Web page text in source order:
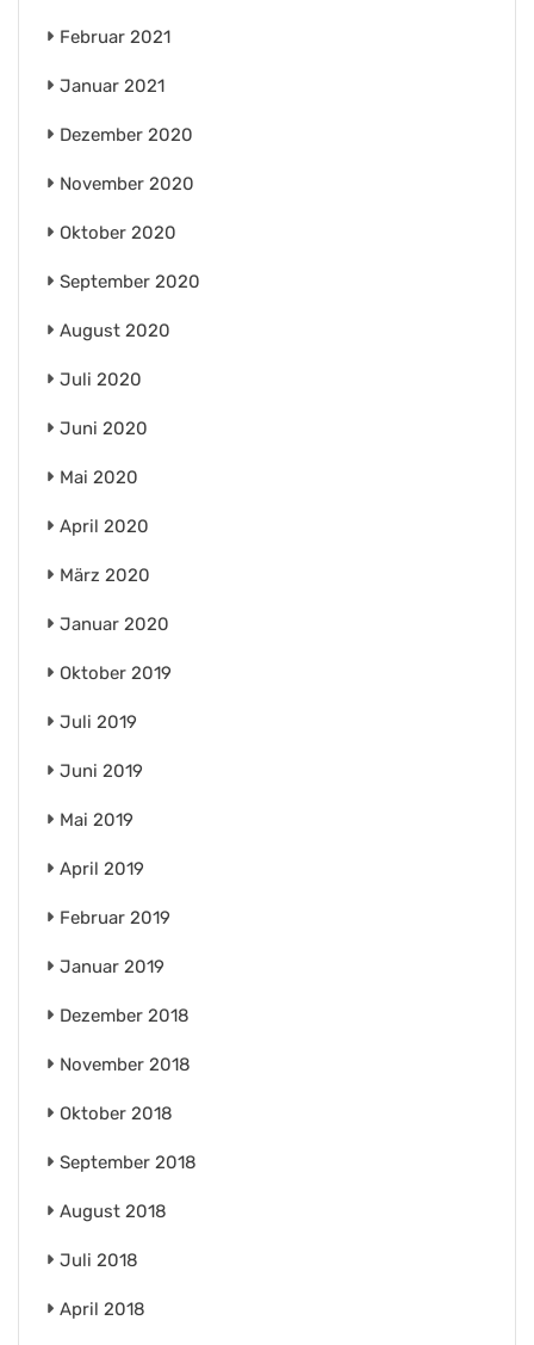
Februar 2021
Januar 2021
Dezember 2020
November 2020
Oktober 2020
September 2020
August 2020
Juli 2020
Juni 2020
Mai 2020
April 2020
März 2020
Januar 2020
Oktober 2019
Juli 2019
Juni 2019
Mai 2019
April 2019
Februar 2019
Januar 2019
Dezember 2018
November 2018
Oktober 2018
September 2018
August 2018
Juli 2018
April 2018